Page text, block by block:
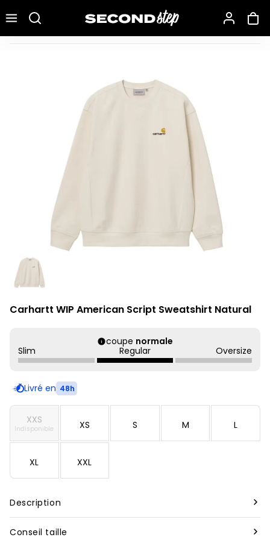
Carhartt WIP American Script Sweatshirt Natural
Carhartt WIP American Script Sweatshirt Natural
coupe normale
Slim
Regular Oversize
Livré en 48h
XXS
Indisponible XS S M L
XL XXL
Description
Conseil taille